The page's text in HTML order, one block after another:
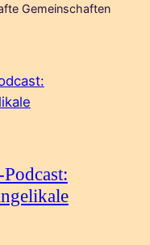
Gemeinschaften